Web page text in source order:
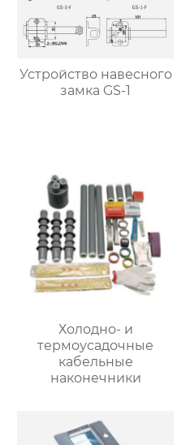
Устройство навесного
замка GS-1
Холодно- и
термоусадочные
кабельные
наконечники